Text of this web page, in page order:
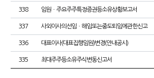
338 임원ㆍ주요주주특정증권등소유상황보고서
337 사외이사의선임ㆍ해임또는중도퇴임에관한신고
336 대표이사(대표집행임원)변경(안내공시)
335 최대주주등소유주식변동신고서